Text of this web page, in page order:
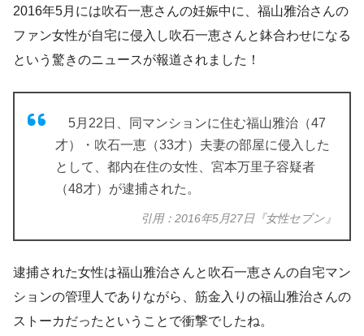
2016年5月には吹石一恵さんの妊娠中に、福山雅治さんの
ファン女性が自宅に侵入し吹石一恵さんと鉢合わせになる
という驚きのニュースが報道されました！
5月22日、同マンションに住む福山雅治（47
才）・吹石一恵（33才）夫妻の部屋に侵入した
として、都内在住の女性、宮本万里子容疑者
（48才）が逮捕された。
引用：2016年5月27日『女性セブン』
逮捕された女性は福山雅治さんと吹石一恵さんの自宅マン
ションの管理人でありながら、筋金入りの福山雅治さんの
ストーカだったということで衝撃でしたね。